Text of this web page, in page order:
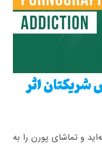
اثر
و تماشای پورن را به